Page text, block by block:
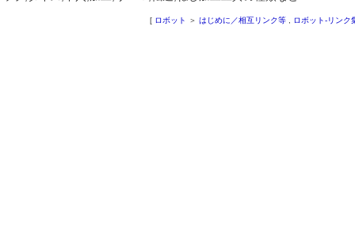
[ ロボット ＞ はじめに／相互リンク等 ロボット-リンク